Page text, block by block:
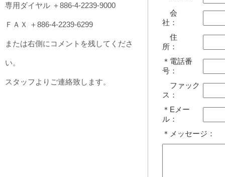
専用ダイヤル ＋886-4-2239-9000
ＦＡＸ ＋886-4-2239-6299
または右側にコメントを残してくださ
い。
スタッフよりご連絡致します。
会
社：
住
所：
＊電話番
号：
ファック
ス：
＊Eメー
ル：
＊メッセージ：